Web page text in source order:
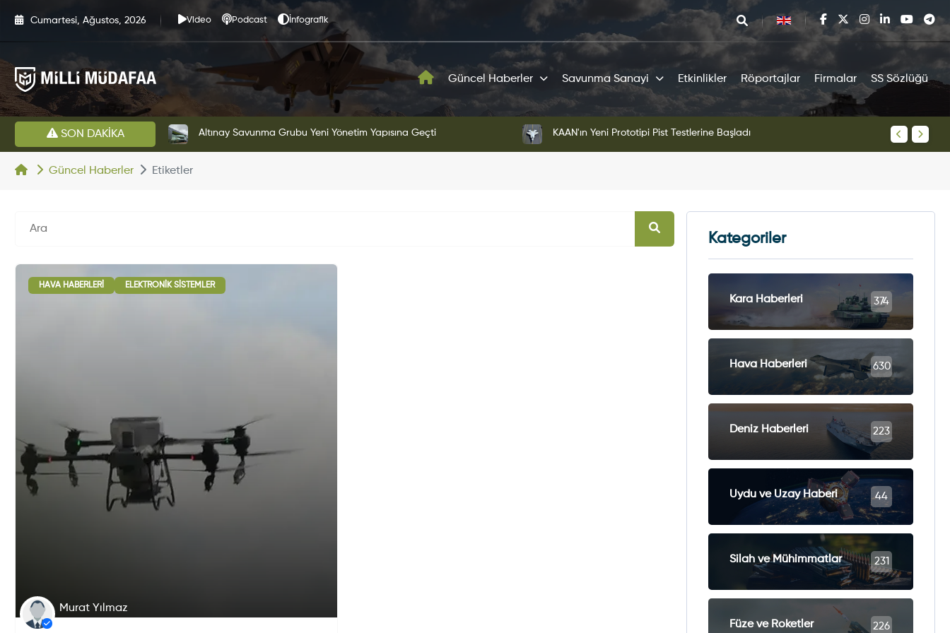
Cumartesi, Ağustos, 2026 Video Podcast İnfografik
Güncel Haberler Savunma Sanayi Etkinlikler Röportajlar Firmalar SS Sözlüğü
SON DAKİKA Altınay Savunma Grubu Yeni Yönetim Yapısına Geçti KAAN'ın Yeni Prototipi Pist Testlerine Başladı KAAN
Güncel Haberler Etiketler
HAVA HABERLERI ELEKTRONIK SISTEMLER
Murat Yılmaz
Kategoriler
Kara Haberleri 374
Hava Haberleri 630
Deniz Haberleri 223
Uydu ve Uzay Haberi 44
Silah ve Mühimmatlar 231
Füze ve Roketler 226